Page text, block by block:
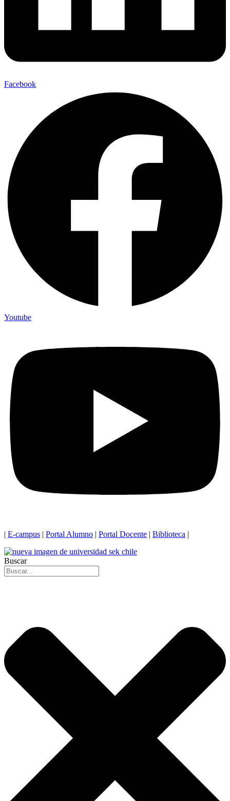
Facebook
Youtube
| E-campus | Portal Alumno | Portal Docente | Biblioteca |
Buscar